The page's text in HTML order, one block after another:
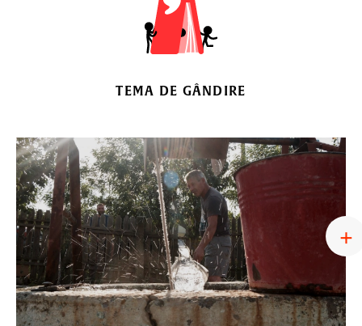
TEMA DE GÂNDIRE